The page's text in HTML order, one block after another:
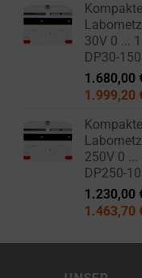
30V 0 ...
DP30-
1.680,00
1.999,20
250V 0 ...
DP250-
1.230,00
1.463,70